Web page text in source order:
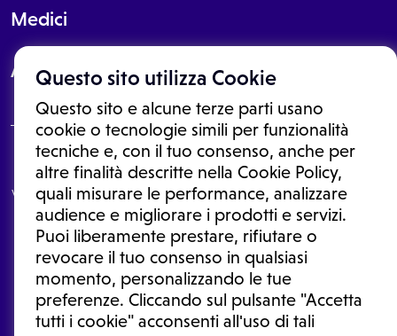
Questo sito utilizza Cookie
Questo sito e alcune terze parti usano
cookie o tecnologie simili per funzionalità
tecniche e, con il tuo consenso, anche per
altre finalità descritte nella Cookie Policy,
quali misurare le performance, analizzare
audience e migliorare i prodotti e servizi.
Puoi liberamente prestare, rifiutare o
revocare il tuo consenso in qualsiasi
momento, personalizzando le tue
preferenze. Cliccando sul pulsante "Accetta
tutti i cookie" acconsenti all'uso di tali
Medici
About
Le informazioni proposte in questo sito non sono un consulto medico.
In nessun caso, queste informazioni sostituiscono un consulto, una
visita o una diagnosi formulata dal medico. Non si devono considerare
le informazioni disponibili come suggerimenti per la formulazione di
una diagnosi, la determinazione di un trattamento o l'assunzione o
sospensione di un farmaco senza prima consultare un medico di
medicina generale o uno specialista.
Condizioni di utilizzo|Privacy Policy |Gestione cookie
Ⓒ 2026 | Tutti i diritti riservati.